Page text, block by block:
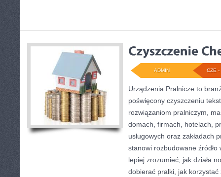
CZE -
ADMIN
Urządzenia Pralnicze to
poświęcony czyszczeniu
rozwiązaniom pralniczym,
domach, firmach, hotelach,
usługowych oraz zakładach
stanowi rozbudowane
lepiej zrozumieć, jak działa
dobierać pralki, jak